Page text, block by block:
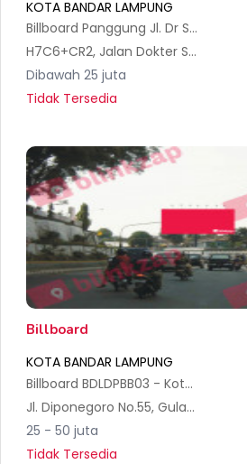
KOTA BANDAR LAMPUNG
Billboard Panggung Jl. Dr Susilo No 4
H7C6+CR2, Jalan Dokter Susilo No.1a, Sumur Batu, Kec. Tlk. Betung Utara, Kota Bandar Lampung, Lampung 35212, Indonesia
Dibawah 25 juta
Tidak Tersedia
Billboard
KOTA BANDAR LAMPUNG
Billboard BDLDPBB03 - Kota Bandar Lampung
Jl. Diponegoro No.55, Gulak Galik, Kec. Tlk. Betung Utara, Kota Bandar Lampung, Lampung 35212, Indonesia
25 - 50 juta
Tidak Tersedia